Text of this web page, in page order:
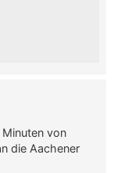
von
die Aachener